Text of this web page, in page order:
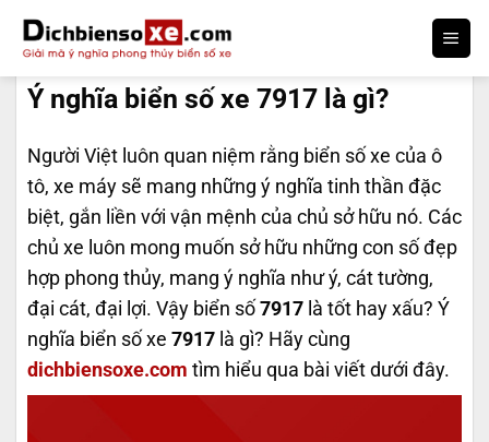
qua
nội
dungÝ nghĩa biển số xe 7917 là gì?
Người Việt luôn quan niệm rằng biển số xe của ô
tô, xe máy sẽ mang những ý nghĩa tinh thần đặc
biệt, gắn liền với vận mệnh của chủ sở hữu nó. Các
chủ xe luôn mong muốn sở hữu những con số đẹp
hợp phong thủy, mang ý nghĩa như ý, cát tường,
đại cát, đại lợi. Vậy biển số 7917 là tốt hay xấu? Ý
nghĩa biển số xe 7917 là gì? Hãy cùng
dichbiensoxe.com tìm hiểu qua bài viết dưới đây.